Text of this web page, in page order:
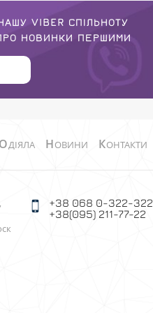
VIBER СПІЛЬНОТУ
НОВИНКИ ПЕРШИМИ
ОДІЯЛА НОВИНИ КОНТАКТИ
+38 068 0-322-322
+38(095) 211-77-22